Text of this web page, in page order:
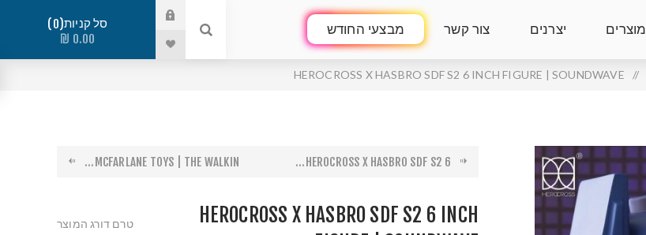
מוצרים יצרנים צור קשר מבצעי החודש סל קניות 0
0.00 ₪
/
HEROCROSS X HASBRO SDF S2 6 INCH FIGURE | SOUNDWAVE
HEROCROSS X HASBRO SDF S2 6...
MCFARLANE TOYS | THE WALKIN...
HEROCROSS X HASBRO SDF S2 6 INCH
טרם דורג המוצר